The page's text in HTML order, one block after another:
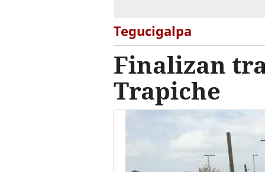
Tegucigalpa
Finalizan
Trapiche